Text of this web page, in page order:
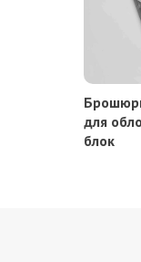
для
блок